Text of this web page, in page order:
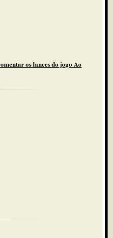
os lances do jogo Ao